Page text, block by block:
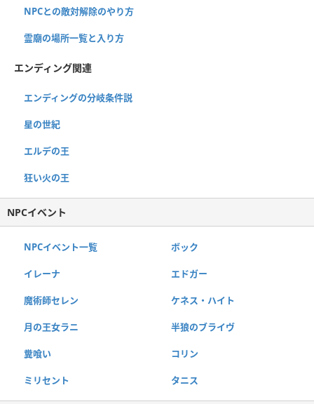
NPCとの敵対解除のやり方
霊廟の場所一覧と入り方
エンディング関連
エンディングの分岐条件説
星の世紀
エルデの王
狂い火の王
NPCイベント
NPCイベント一覧 ボック
イレーナ エドガー
魔術師セレン ケネス・ハイト
月の王女ラニ 半狼のブライヴ
糞喰い コリン
ミリセント タニス